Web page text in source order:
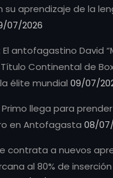
su aprendizaje de la
07/2026
El antofagastino David
Continental de
élite mundial 09/07/
llega para
en Antofagasta 08/
contrata a nuevos
al 80% de